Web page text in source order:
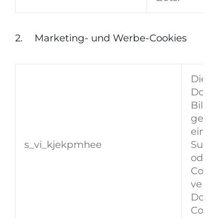
2. Marketing- und Werbe-Cookies
s_vi_kjekpmhee
eine
oder